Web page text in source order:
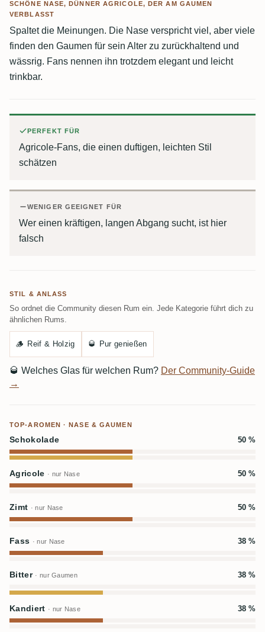
SCHÖNE NASE, DÜNNER AGRICOLE, DER AM GAUMEN
VERBLASST
Spaltet die Meinungen. Die Nase verspricht viel, aber viele
finden den Gaumen für sein Alter zu zurückhaltend und
wässrig. Fans nennen ihn trotzdem elegant und leicht
trinkbar.
PERFEKT FÜR
Agricole-Fans, die einen duftigen, leichten Stil
schätzen
WENIGER GEEIGNET FÜR
Wer einen kräftigen, langen Abgang sucht, ist hier
falsch
STIL & ANLASS
So ordnet die Community diesen Rum ein. Jede Kategorie führt dich zu
ähnlichen Rums.
🪵 Reif & Holzig 🥃 Pur genießen
🥃 Welches Glas für welchen Rum? Der Community-Guide
→
TOP-AROMEN · NASE & GAUMEN
Schokolade 50 %
Agricole · nur Nase 50 %
Zimt · nur Nase 50 %
Fass · nur Nase 38 %
Bitter · nur Gaumen 38 %
Kandiert · nur Nase 38 %